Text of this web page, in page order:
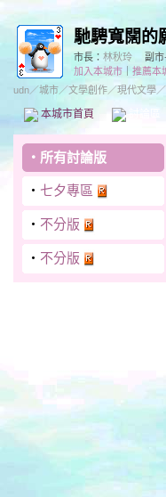
馳騁寬闊的
市長： 林秋玲
副市
加入本城市
推薦本
udn／城市／文學創作／現代文學／
本城市首頁
‧ 所有討論版
‧ 七夕專區
‧ 不分版
‧ 不分版